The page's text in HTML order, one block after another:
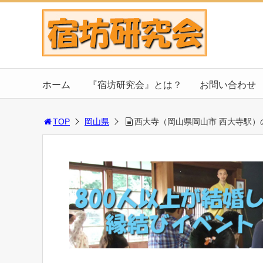
ホーム 『宿坊研究会』とは？ お問い合わせ
TOP 岡山県 西大寺（岡山県岡山市 西大寺駅）